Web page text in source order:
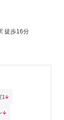
徒歩16分
1